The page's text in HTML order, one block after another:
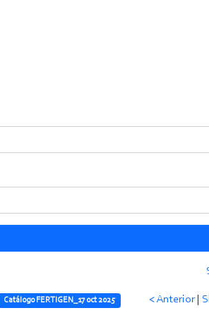
Catálogo FERTIGEN_17 oct 2025 < Anterior